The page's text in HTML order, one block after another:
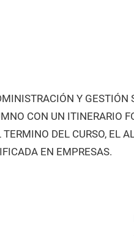
Y
CON UN ITINERARIO
TERMINO DEL CURSO, EL
EN EMPRESAS.